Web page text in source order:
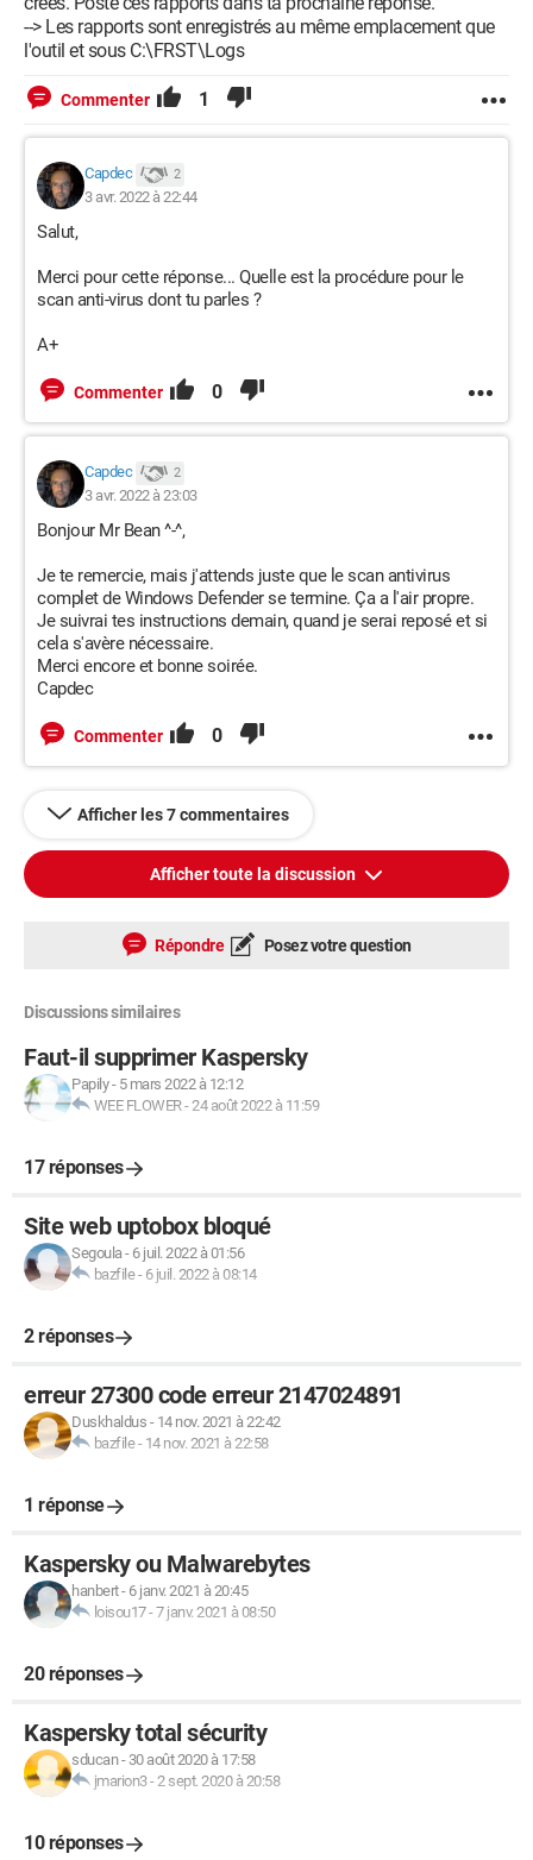
--> Les rapports sont enregistrés au même emplacement que
l'outil et sous C:\FRST\Logs
Commenter 1
Capdec 2
3 avr. 2022 à 22:44
Salut,
Merci pour cette réponse... Quelle est la procédure pour le
scan anti-virus dont tu parles ?
A+
Commenter 0
Capdec 2
3 avr. 2022 à 23:03
Bonjour Mr Bean ^-^,
Je te remercie, mais j'attends juste que le scan antivirus
complet de Windows Defender se termine. Ça a l'air propre.
Je suivrai tes instructions demain, quand je serai reposé et si
cela s'avère nécessaire.
Merci encore et bonne soirée.
Capdec
Commenter 0
Afficher les 7 commentaires
Afficher toute la discussion
Répondre Posez votre question
Discussions similaires
Faut-il supprimer Kaspersky
Papily- 5 mars 2022 à 12:12
WEE FLOWER-24 août 2022 à 11:59
17 réponses
Site web uptobox bloqué
Segoula- 6 juil. 2022 à 01:56
bazfile- 6 juil. 2022 à 08:14
2 réponses
erreur 27300 code erreur 2147024891
Duskhaldus - 14 nov. 2021 à 22:42
bazfile- 14 nov. 2021 à 22:58
1 réponse
Kaspersky ou Malwarebytes
hanbert- 6 janv. 2021 à 20:45
loisou17-7 janv. 2021 à 08:50
20 réponses
Kaspersky total sécurity
sducan- 30 août 2020 à 17:58
jmarion3-2 sept. 2020 à 20:58
10 réponses